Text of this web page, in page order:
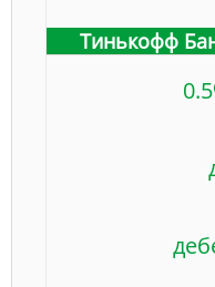
Тинькофф